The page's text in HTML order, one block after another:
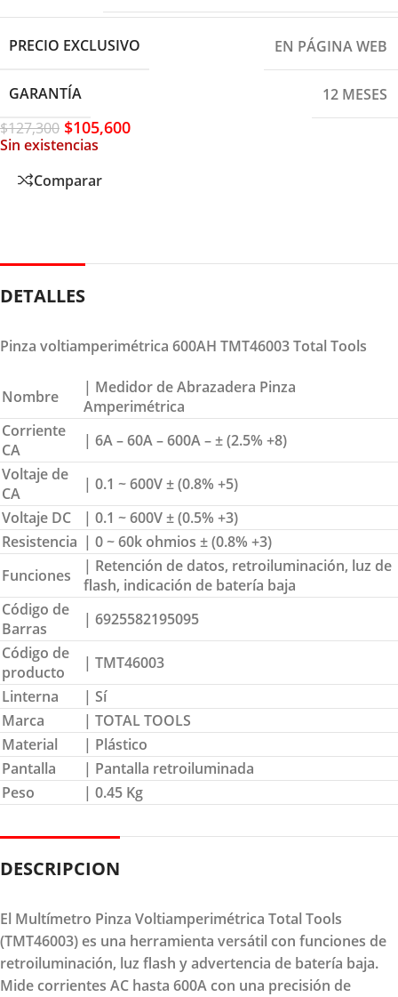
PRECIO EXCLUSIVO EN PÁGINA WEB
GARANTÍA
12 MESES
$127,300 $105,600
Sin existencias
Comparar
DETALLES
Pinza voltiamperimétrica 600AH TMT46003 Total Tools
Nombre
| Medidor de Abrazadera Pinza
Amperimétrica
Corriente
CA
| 6A – 60A – 600A – ± (2.5% +8)
Voltaje de
CA
| 0.1 ~ 600V ± (0.8% +5)
Voltaje DC
| 0.1 ~ 600V ± (0.5% +3)
Resistencia | 0 ~ 60k ohmios ± (0.8% +3)
Funciones
| Retención de datos, retroiluminación, luz de
flash, indicación de batería baja
Código de
Barras
| 6925582195095
Código de
producto
| TMT46003
Linterna
| Sí
Marca
| TOTAL TOOLS
Material
| Plástico
Pantalla
| Pantalla retroiluminada
Peso
| 0.45 Kg
DESCRIPCION
El Multímetro Pinza Voltiamperimétrica Total Tools
(TMT46003) es una herramienta versátil con funciones de
retroiluminación, luz flash y advertencia de batería baja.
Mide corrientes AC hasta 600A con una precisión de